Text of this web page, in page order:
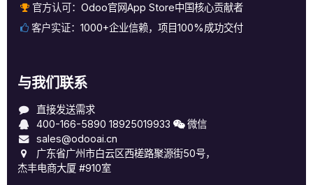
官方认可： Odoo官网App Store中国核心贡献者
客户实证： 1000+企业信赖，项目100%成功交付
与我们联系
直接发送需求
400-166-5890 18925019933
微信
sales@odooai.cn
广东省广州市白云区西槎路聚源街50号，
杰丰电商大厦 #910室